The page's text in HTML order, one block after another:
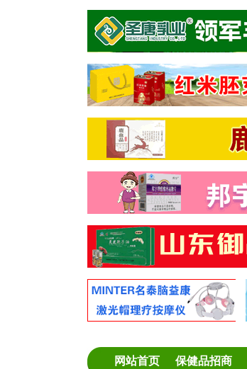
网站首页 保健品招商